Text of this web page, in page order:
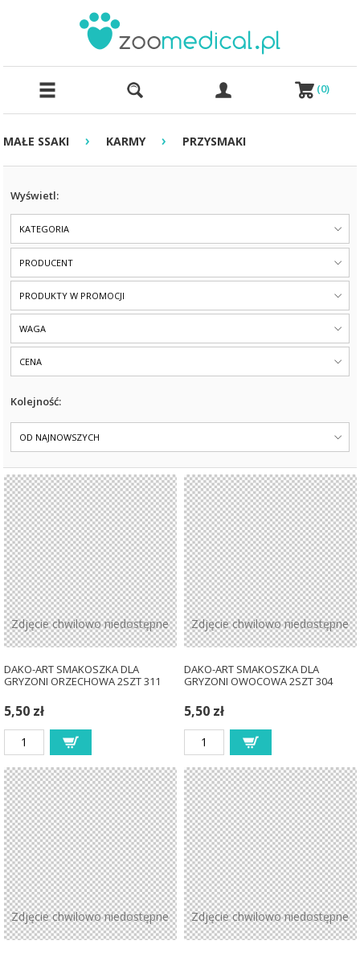
(0)
MAŁE SSAKI › KARMY › PRZYSMAKI
Wyświetl:
KATEGORIA
PRODUCENT
PRODUKTY W PROMOCJI
WAGA
CENA
Kolejność:
OD NAJNOWSZYCH
Zdjęcie chwilowo niedostępne
DAKO-ART SMAKOSZKA DLA
GRYZONI ORZECHOWA 2SZT 311
5,50 zł
Zdjęcie chwilowo niedostępne
DAKO-ART SMAKOSZKA DLA
GRYZONI OWOCOWA 2SZT 304
5,50 zł
Zdjęcie chwilowo niedostępne Zdjęcie chwilowo niedostępne